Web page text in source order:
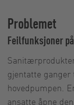
Problemet
Feilfunksjoner
gjentatte
hovedpumpen.
ansatte åpne